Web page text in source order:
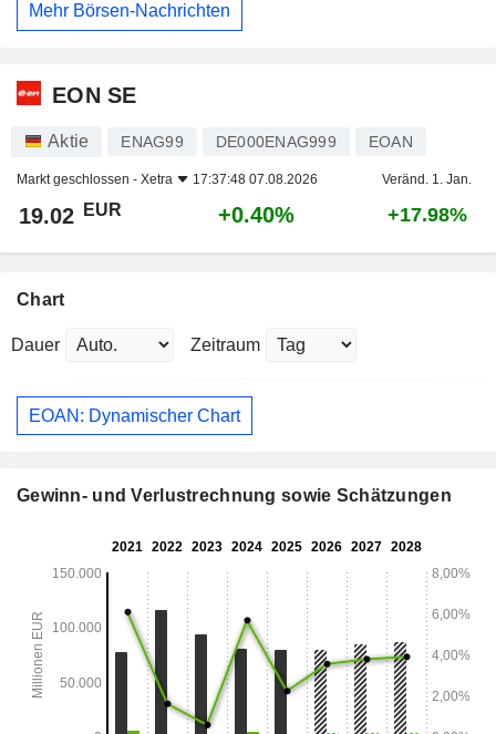
Mehr Börsen-Nachrichten
EON SE
Aktie ENAG99 DE000ENAG999 EOAN
Markt geschlossen - Xetra 17:37:48 07.08.2026 Veränd. 1. Jan.
19.02 EUR +0.40% +17.98%
Chart
Dauer Zeitraum
EOAN: Dynamischer Chart
Gewinn- und Verlustrechnung sowie Schätzungen